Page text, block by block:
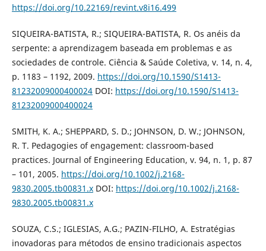
https://doi.org/10.22169/revint.v8i16.499
SIQUEIRA-BATISTA, R.; SIQUEIRA-BATISTA, R. Os anéis da
serpente: a aprendizagem baseada em problemas e as
sociedades de controle. Ciência & Saúde Coletiva, v. 14, n. 4,
p. 1183 – 1192, 2009. https://doi.org/10.1590/S1413-
81232009000400024DOI: https://doi.org/10.1590/S1413-
81232009000400024
SMITH, K. A.; SHEPPARD, S. D.; JOHNSON, D. W.; JOHNSON,
R. T. Pedagogies of engagement: classroom-based
practices. Journal of Engineering Education, v. 94, n. 1, p. 87
– 101, 2005. https://doi.org/10.1002/j.2168-
9830.2005.tb00831.xDOI: https://doi.org/10.1002/j.2168-
9830.2005.tb00831.x
SOUZA, C.S.; IGLESIAS, A.G.; PAZIN-FILHO, A. Estratégias
inovadoras para métodos de ensino tradicionais aspectos